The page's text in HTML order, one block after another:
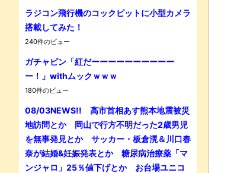
ラジコン飛行機のコックピットに小型カメラ
搭載してみた！
240件のビュー
ガチャピン「紅だーーーーーーーーーー
ー！」withムックｗｗｗ
180件のビュー
08/03NEWS!! 高市首相あす熊本地震被災
地訪問とか 岡山で行方不明だった2歳男児
を無事発見とか サッカー・板倉滉＆川口春
奈が結婚&妊娠発表とか 糖尿病治療薬「マ
ンジャロ」25％値下げとか お台場ユニコ